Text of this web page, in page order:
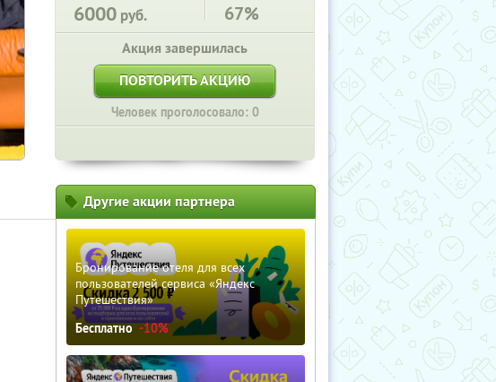
6000 руб. 67%
Акция завершилась
ПОВТОРИТЬ АКЦИЮ
Человек проголосовало: 0
Другие акции партнера
Бронирование отеля для всех
пользователей сервиса «Яндекс
Путешествия»
Бесплатно -10%